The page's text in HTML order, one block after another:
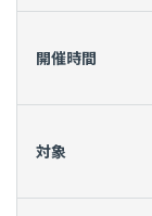
開催時間
対象